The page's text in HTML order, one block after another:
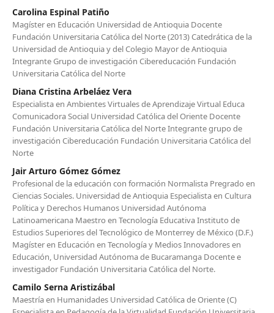
Carolina Espinal Patiño
Magíster en Educación Universidad de Antioquia Docente
Fundación Universitaria Católica del Norte (2013) Catedrática de la
Universidad de Antioquia y del Colegio Mayor de Antioquia
Integrante Grupo de investigación Cibereducación Fundación
Universitaria Católica del Norte
Diana Cristina Arbeláez Vera
Especialista en Ambientes Virtuales de Aprendizaje Virtual Educa
Comunicadora Social Universidad Católica del Oriente Docente
Fundación Universitaria Católica del Norte Integrante grupo de
investigación Cibereducación Fundación Universitaria Católica del
Norte
Jair Arturo Gómez Gómez
Profesional de la educación con formación Normalista Pregrado en
Ciencias Sociales. Universidad de Antioquia Especialista en Cultura
Política y Derechos Humanos Universidad Autónoma
Latinoamericana Maestro en Tecnología Educativa Instituto de
Estudios Superiores del Tecnológico de Monterrey de México (D.F.)
Magíster en Educación en Tecnología y Medios Innovadores en
Educación, Universidad Autónoma de Bucaramanga Docente e
investigador Fundación Universitaria Católica del Norte.
Camilo Serna Aristizábal
Maestría en Humanidades Universidad Católica de Oriente (C)